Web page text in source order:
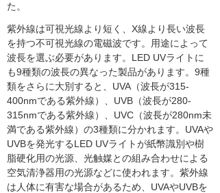
た。
紫外線は可視光線より短く、X線より長い波長
を持つ不可視光線の電磁波です。用途によって
波長を選ぶ必要があります。LED UVライトに
も9種類の波長の異なった製品があります。9種
類をさらに大別すると、UVA（波長が315-
400nmである紫外線）、UVB（波長が280-
315nmである紫外線）、UVC（波長が280nm未
満である紫外線）の3種類に分かれます。UVAや
UVBを発光するLED UVライトが紙幣識別や樹
脂硬化用の光源、光触媒との組み合わせによる
空気清浄器用の光源などに使われます。紫外線
は人体に有害な場合があるため、UVAやUVBを